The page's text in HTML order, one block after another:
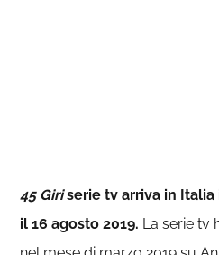
45 Giriserie tv arriva in
il 16 agosto 2019. La serie tv